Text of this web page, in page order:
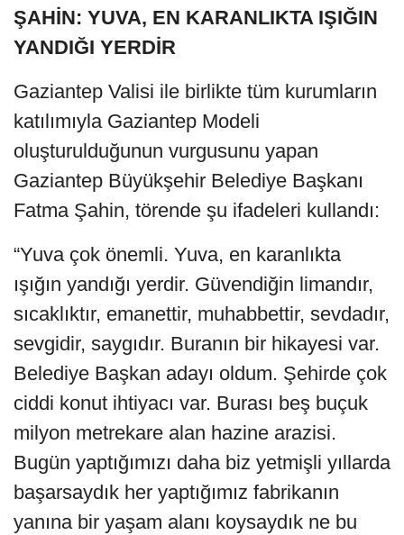
ŞAHİN: YUVA, EN KARANLIKTA IŞIĞIN
YANDIĞI YERDİR
Gaziantep Valisi ile birlikte tüm kurumların
katılımıyla Gaziantep Modeli
oluşturulduğunun vurgusunu yapan
Gaziantep Büyükşehir Belediye Başkanı
Fatma Şahin, törende şu ifadeleri kullandı:
“Yuva çok önemli. Yuva, en karanlıkta
ışığın yandığı yerdir. Güvendiğin limandır,
sıcaklıktır, emanettir, muhabbettir, sevdadır,
sevgidir, saygıdır. Buranın bir hikayesi var.
Belediye Başkan adayı oldum. Şehirde çok
ciddi konut ihtiyacı var. Burası beş buçuk
milyon metrekare alan hazine arazisi.
Bugün yaptığımızı daha biz yetmişli yıllarda
başarsaydık her yaptığımız fabrikanın
yanına bir yaşam alanı koysaydık ne bu